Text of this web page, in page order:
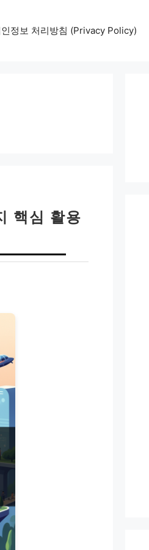
인정보 처리방침 (Privacy Policy)
핵심 활용